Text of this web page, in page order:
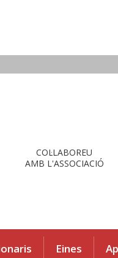
COL·LABOREU
AMB L'ASSOCIACIÓ
Eines